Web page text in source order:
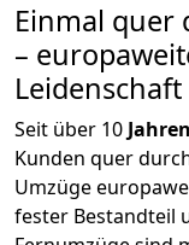
Einmal quer
–
Leidenschaft
Seit über 10 Jahren
Kunden quer
Umzüge
fester Bestandteil